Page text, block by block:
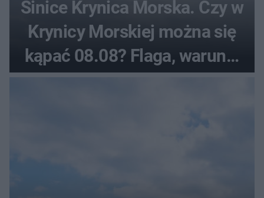
Sinice Krynica Morska. Czy w
Krynicy Morskiej można się
kąpać 08.08? Flaga, warunki
pogodowe